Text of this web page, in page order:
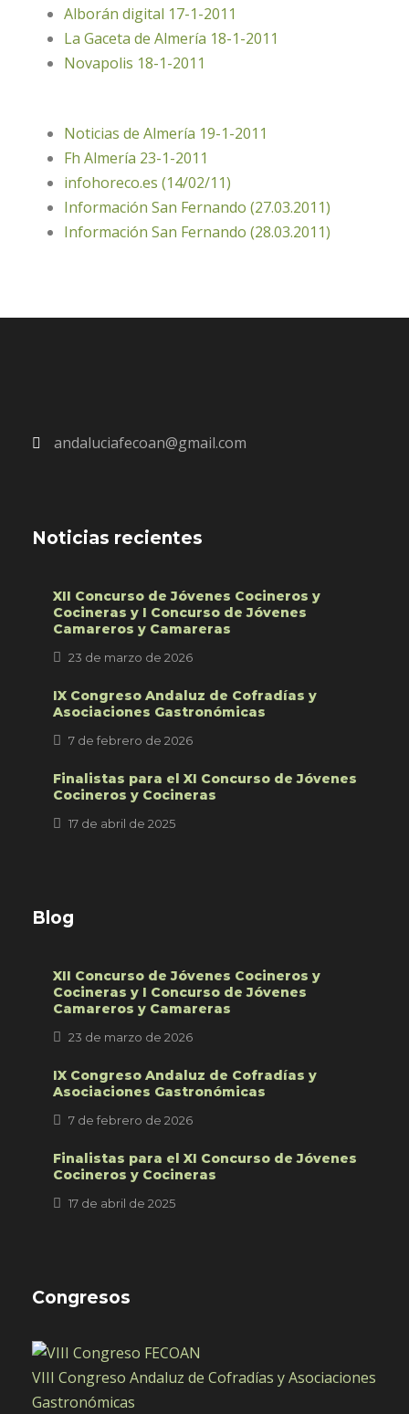
Alborán digital 17-1-2011
La Gaceta de Almería 18-1-2011
Novapolis 18-1-2011
Noticias de Almería 19-1-2011
Fh Almería 23-1-2011
infohoreco.es (14/02/11)
Información San Fernando (27.03.2011)
Información San Fernando (28.03.2011)
andaluciafecoan@gmail.com
Noticias recientes
XII Concurso de Jóvenes Cocineros y
Cocineras y I Concurso de Jóvenes
Camareros y Camareras
23 de marzo de 2026
IX Congreso Andaluz de Cofradías y
Asociaciones Gastronómicas
7 de febrero de 2026
Finalistas para el XI Concurso de Jóvenes
Cocineros y Cocineras
17 de abril de 2025
Blog
XII Concurso de Jóvenes Cocineros y
Cocineras y I Concurso de Jóvenes
Camareros y Camareras
23 de marzo de 2026
IX Congreso Andaluz de Cofradías y
Asociaciones Gastronómicas
7 de febrero de 2026
Finalistas para el XI Concurso de Jóvenes
Cocineros y Cocineras
17 de abril de 2025
Congresos
VIII Congreso Andaluz de Cofradías y Asociaciones
Gastronómicas